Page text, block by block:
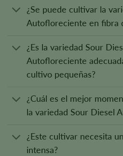
¿Se puede cultivar la
Autofloreciente en fibra
¿Es la variedad Sour
Autofloreciente
cultivo pequeñas?
¿Cuál es el mejor
la variedad Sour Diesel
¿Este cultivar necesita
intensa?